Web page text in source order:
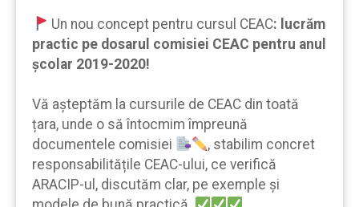
Un nou concept pentru cursul CEAC: lucrăm
practic pe dosarul comisiei CEAC pentru anul
școlar 2019-2020!
Vă aşteptăm la cursurile de CEAC din toată
țara, unde o să întocmim împreună
documentele comisiei
, stabilim concret
responsabilitățile CEAC-ului, ce verifică
ARACIP-ul, discutăm clar, pe exemple şi